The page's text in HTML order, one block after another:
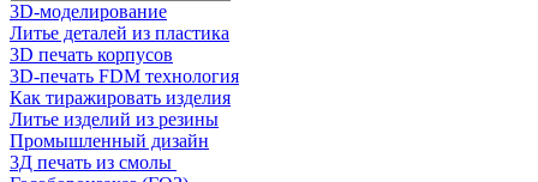
for:
3D-моделирование
Литье деталей из пластика
3D печать корпусов
3D-печать FDM технология
Как тиражировать изделия
Литье изделий из резины
Промышленный дизайн
3Д печать из смолы